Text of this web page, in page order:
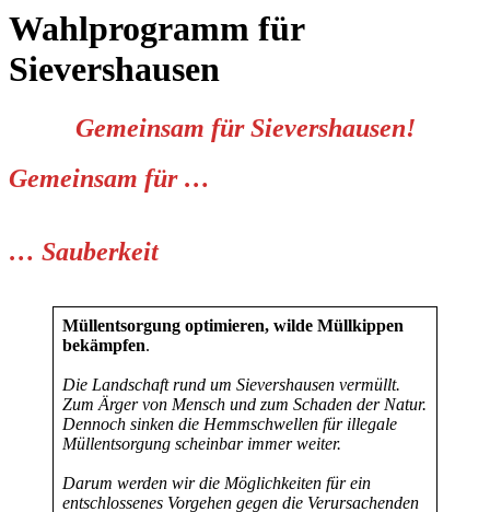
Wahlprogramm für
Sievershausen
Gemeinsam für Sievershausen!
Gemeinsam für …
… Sauberkeit
Müllentsorgung optimieren, wilde Müllkippen
bekämpfen.
Die Landschaft rund um Sievershausen vermüllt.
Zum Ärger von Mensch und zum Schaden der Natur.
Dennoch sinken die Hemmschwellen für illegale
Müllentsorgung scheinbar immer weiter.
Darum werden wir die Möglichkeiten für ein
entschlossenes Vorgehen gegen die Verursachenden